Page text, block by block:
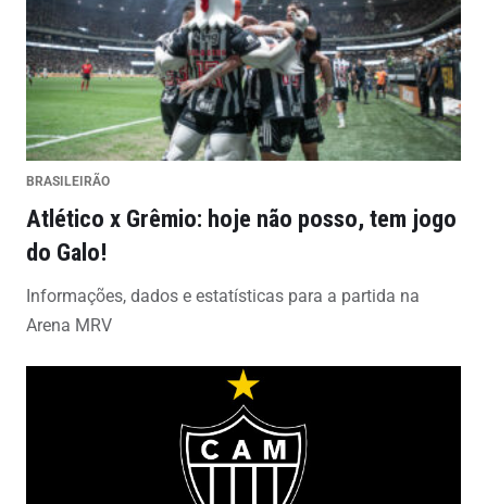
BRASILEIRÃO
Atlético x Grêmio: hoje não posso, tem jogo
do Galo!
Informações, dados e estatísticas para a partida na
Arena MRV